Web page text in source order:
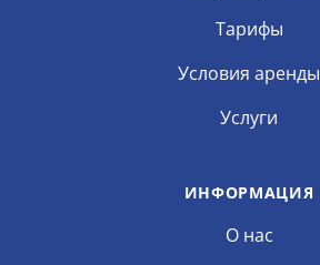
Тарифы
Условия аренды
Услуги
ИНФОРМАЦИЯ
О нас